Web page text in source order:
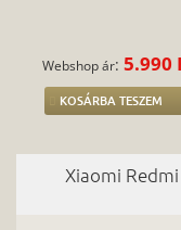
Webshop ár:5.990
KOSÁRBA TESZEM
Xiaomi